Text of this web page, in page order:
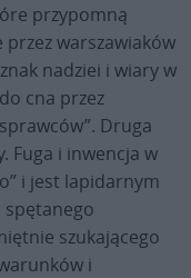
przypomną
przez warszawiaków
nadziei i wiary w
cna przez
Druga
Fuga i inwencja w
i jest lapidarnym
szukającego
i